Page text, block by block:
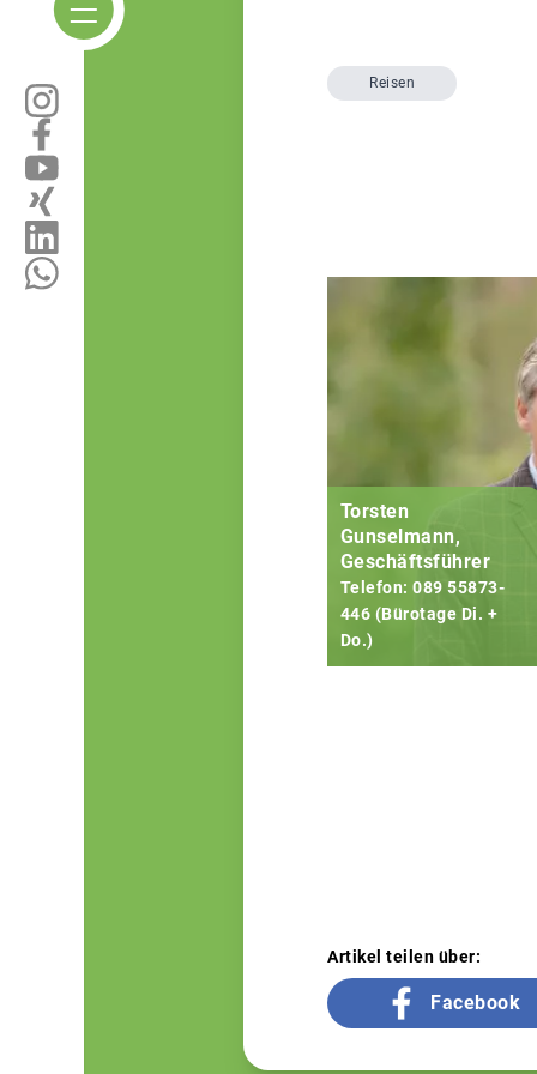
Reisen
Torsten
Gunselmann,
Geschäftsführer
Telefon: 089 55873-
446 (Bürotage Di. +
Do.)
Artikel teilen über:
Facebook